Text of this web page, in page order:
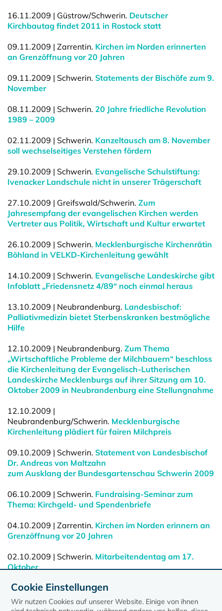
16.11.2009 | Güstrow/Schwerin. Deutscher
Kirchbautag findet 2011 in Rostock statt
09.11.2009 | Zarrentin. Kirchen im Norden erinnerten
an Grenzöffnung vor 20 Jahren
09.11.2009 | Schwerin. Statements der Bischöfe zum 9.
November
08.11.2009 | Schwerin. 20 Jahre friedliche Revolution
1989 – 2009
02.11.2009 | Schwerin. Kanzeltausch am 8. November
soll wechselseitiges Verstehen fördern
29.10.2009 | Schwerin. Evangelische Schulstiftung:
Ivenacker Landschule nicht in unserer Trägerschaft
27.10.2009 | Greifswald/Schwerin. Zum
Jahresempfang der evangelischen Kirchen werden
Vertreter aus Politik, Wirtschaft und Kultur erwartet
26.10.2009 | Schwerin. Mecklenburgische Kirchenrätin
Böhland in VELKD-Kirchenleitung gewählt
14.10.2009 | Schwerin. Evangelische Landeskirche gibt
Infoblatt „Friedensnetz 4/89“ noch einmal heraus
13.10.2009 | Neubrandenburg. Landesbischof:
Palliativmedizin bietet Sterbenskranken bestmögliche
Hilfe
12.10.2009 | Neubrandenburg. Zum Thema
„Wirtschaftliche Probleme der Milchbauern“ beschloss
die Kirchenleitung der Evangelisch-Lutherischen
Landeskirche Mecklenburgs auf ihrer Sitzung am 10.
Oktober 2009 in Neubrandenburg eine Stellungnahme
12.10.2009 |
Neubrandenburg/Schwerin. Mecklenburgische
Kirchenleitung plädiert für fairen Milchpreis
09.10.2009 | Schwerin. Statement von Landesbischof
Dr. Andreas von Maltzahn
zum Ausklang der Bundesgartenschau Schwerin 2009
06.10.2009 | Schwerin. Fundraising-Seminar zum
Thema: Kirchgeld- und Spendenbriefe
04.10.2009 | Zarrentin. Kirchen im Norden erinnern an
Grenzöffnung vor 20 Jahren
02.10.2009 | Schwerin. Mitarbeitendentag am 17.
Oktober
22.09.2009 | Lübeck.Rechtsextremismus und
christlicher Glaube unvereinbar
Cookie Einstellungen
Wir nutzen Cookies auf unserer Website. Einige von ihnen